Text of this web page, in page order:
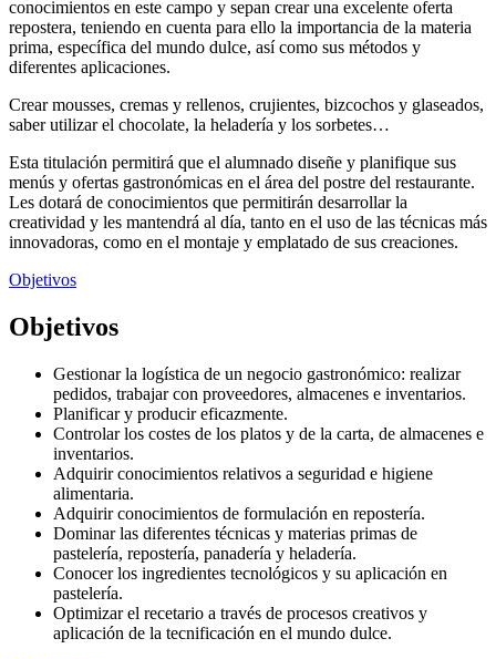
conocimientos en este campo y sepan crear una excelente oferta
repostera, teniendo en cuenta para ello la importancia de la materia
prima, específica del mundo dulce, así como sus métodos y
diferentes aplicaciones.
Crear mousses, cremas y rellenos, crujientes, bizcochos y glaseados,
saber utilizar el chocolate, la heladería y los sorbetes…
Esta titulación permitirá que el alumnado diseñe y planifique sus
menús y ofertas gastronómicas en el área del postre del restaurante.
Les dotará de conocimientos que permitirán desarrollar la
creatividad y les mantendrá al día, tanto en el uso de las técnicas más
innovadoras, como en el montaje y emplatado de sus creaciones.
Objetivos
Objetivos
Gestionar la logística de un negocio gastronómico: realizar
pedidos, trabajar con proveedores, almacenes e inventarios.
Planificar y producir eficazmente.
Controlar los costes de los platos y de la carta, de almacenes e
inventarios.
Adquirir conocimientos relativos a seguridad e higiene
alimentaria.
Adquirir conocimientos de formulación en repostería.
Dominar las diferentes técnicas y materias primas de
pastelería, repostería, panadería y heladería.
Conocer los ingredientes tecnológicos y su aplicación en
pastelería.
Optimizar el recetario a través de procesos creativos y
aplicación de la tecnificación en el mundo dulce.